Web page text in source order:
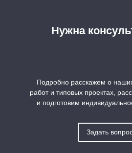
Нужна
Подробно расскажем о
работ и типовых проектах,
и подготовим
Задать